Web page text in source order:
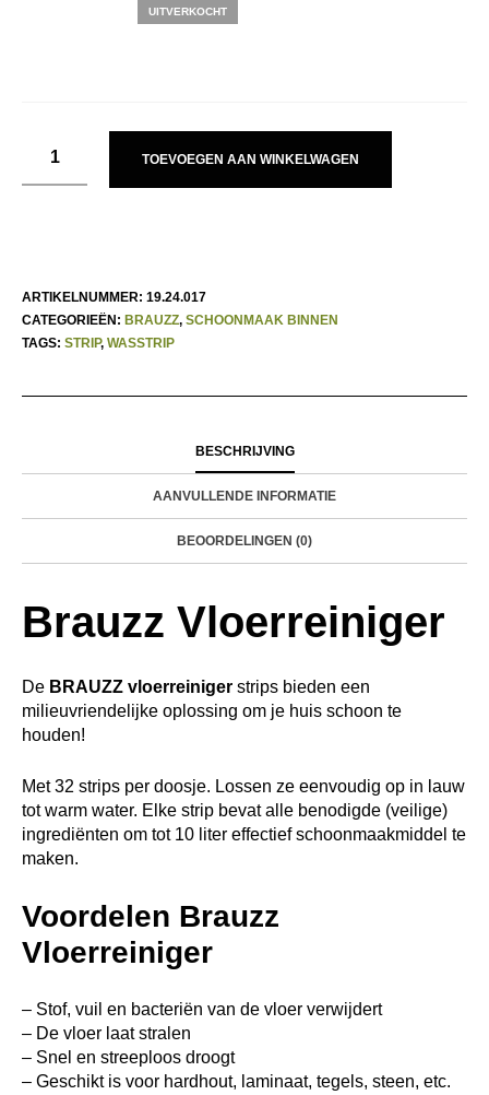
PRIJS
WAS:
PRIJS
IS:
UITVERKOCHT
TOEVOEGEN AAN WINKELWAGEN
ARTIKELNUMMER: 19.24.017
CATEGORIEËN: BRAUZZ, SCHOONMAAK BINNEN
TAGS: STRIP, WASSTRIP
BESCHRIJVING
AANVULLENDE INFORMATIE
BEOORDELINGEN (0)
Brauzz Vloerreiniger
De BRAUZZ vloerreiniger strips bieden een
milieuvriendelijke oplossing om je huis schoon te
houden!
Met 32 strips per doosje. Lossen ze eenvoudig op in lauw
tot warm water. Elke strip bevat alle benodigde (veilige)
ingrediënten om tot 10 liter effectief schoonmaakmiddel te
maken.
Voordelen Brauzz
Vloerreiniger
– Stof, vuil en bacteriën van de vloer verwijdert
– De vloer laat stralen
– Snel en streeploos droogt
– Geschikt is voor hardhout, laminaat, tegels, steen, etc.